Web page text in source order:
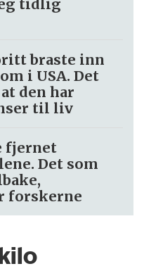
tidlig
braste inn
i USA. Det
den har
til liv
fjernet
Det som
forskerne